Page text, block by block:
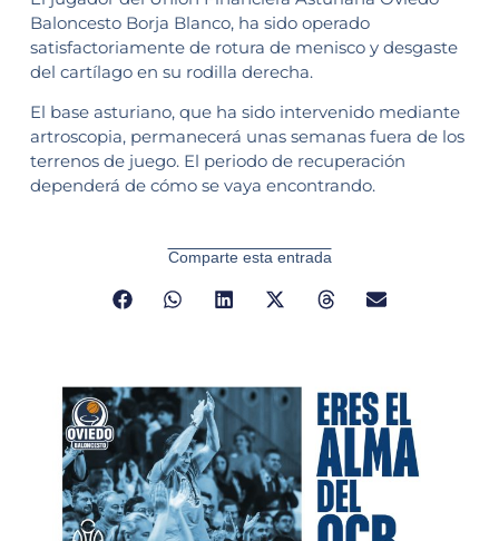
Baloncesto Borja Blanco, ha sido operado
satisfactoriamente de rotura de menisco y desgaste
del cartílago en su rodilla derecha.
El base asturiano, que ha sido intervenido mediante
artroscopia, permanecerá unas semanas fuera de los
terrenos de juego. El periodo de recuperación
dependerá de cómo se vaya encontrando.
Comparte esta entrada